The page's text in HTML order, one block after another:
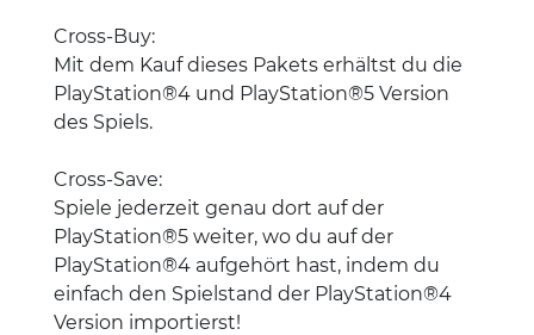
Cross-Buy:
Mit dem Kauf dieses Pakets erhältst du die
PlayStation®4 und PlayStation®5 Version
des Spiels.
Cross-Save:
Spiele jederzeit genau dort auf der
PlayStation®5 weiter, wo du auf der
PlayStation®4 aufgehört hast, indem du
einfach den Spielstand der PlayStation®4
Version importierst!